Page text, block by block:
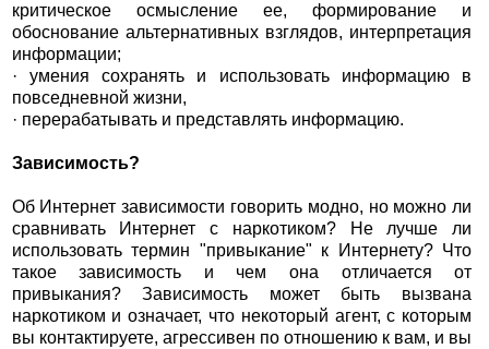
критическое осмысление ее, формирование и
обоснование альтернативных взглядов, интерпретация
информации;
· умения сохранять и использовать информацию в
повседневной жизни,
· перерабатывать и представлять информацию.
Зависимость?
Об Интернет зависимости говорить модно, но можно ли
сравнивать Интернет с наркотиком? Не лучше ли
использовать термин "привыкание" к Интернету? Что
такое зависимость и чем она отличается от
привыкания? Зависимость может быть вызвана
наркотиком и означает, что некоторый агент, с которым
вы контактируете, агрессивен по отношению к вам, и вы